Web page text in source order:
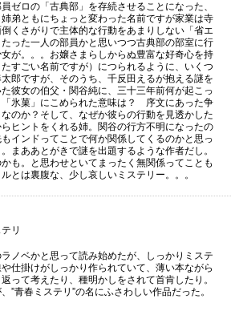
ゼロの「古典部」を存続させることになった、
弟ともにちょっと変わった名前ですが家業は寺
くさがりで主体的な行動をあまりしない「省エ
った一人の部員かと思いつつ古典部の部室に行
が。。。お嬢さまらしからぬ豊富な好奇心を持
すごい名前ですが）につられるように、いくつ
郎ですが、そのうち、千反田えるが抱える謎を
彼女の伯父・関谷純に、三十三年前何が起こっ
氷菓」にこめられた意味は？ 序文にあった争
のか？そして、なぜか彼らの行動を見透かした
ヒントをくれる姉。関谷の行方不明になったの
インドってことで何か関係してくるのかと思っ
まああとがきで謎を出題するような作者だし。
も。と思わせといてまったく無関係ってことも
とは裏腹な、少し哀しいミステリー。。。
リ
ノベかと思って読み始めたが、しっかりミステ
仕掛けがしっかり作られていて、薄い本ながら
って考えたり、種明かしをされて首肯したり。
”青春ミステリ”の名にふさわしい作品だった。